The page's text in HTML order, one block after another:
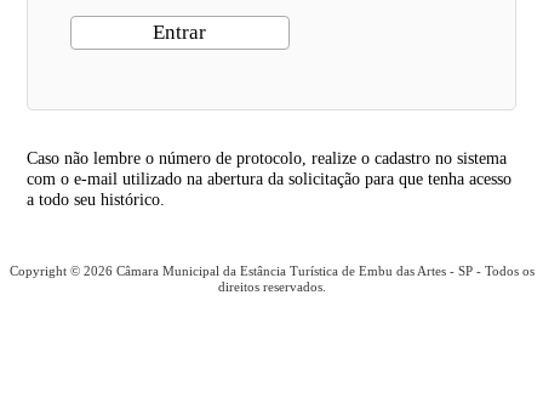
Caso não lembre o número de protocolo, realize o cadastro no sistema
com o e-mail utilizado na abertura da solicitação para que tenha acesso
a todo seu histórico.
Copyright © 2026 Câmara Municipal da Estância Turística de Embu das Artes - SP - Todos os
direitos reservados.